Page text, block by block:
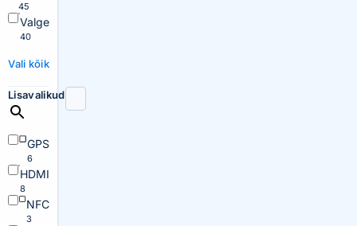
45
Valge
40
Vali kõik
Lisavalikud
GPS
6
HDMI
8
NFC
3